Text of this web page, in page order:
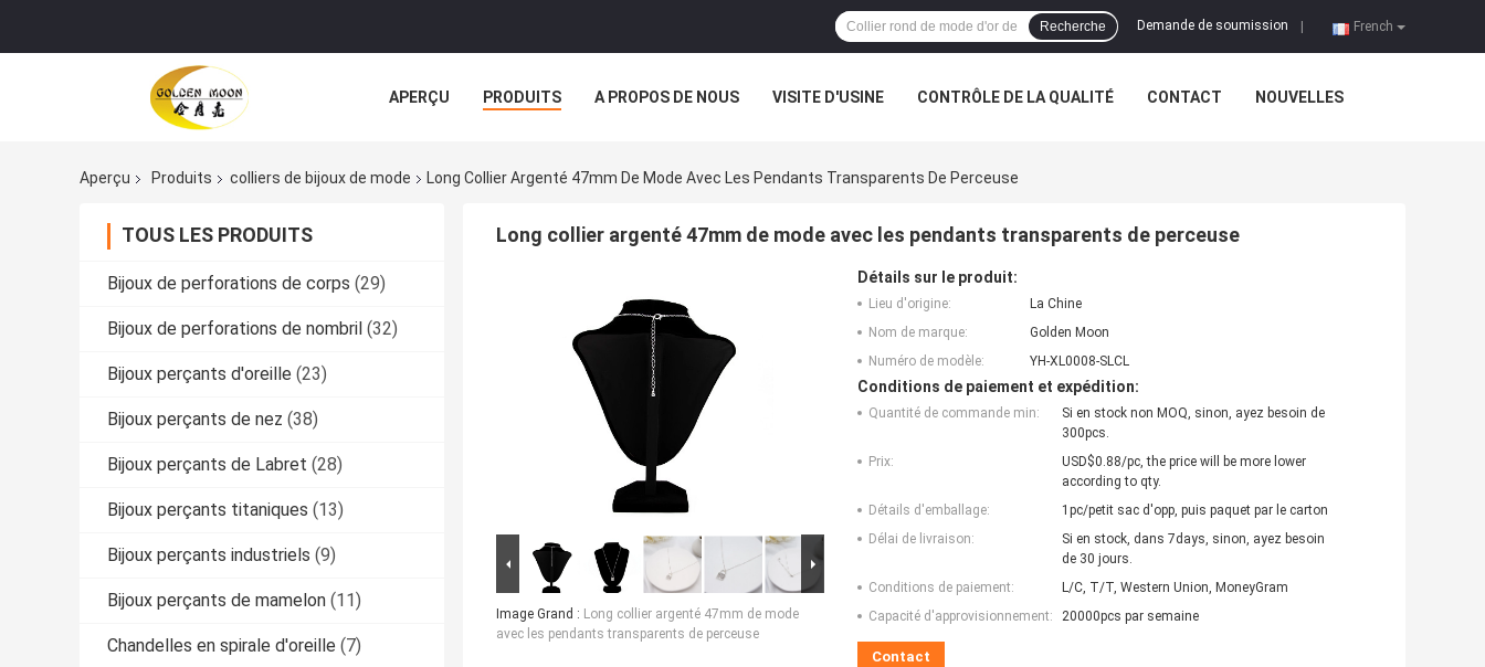
French
Demande de soumission
Recherche
APERÇU PRODUITS A PROPOS DE NOUS VISITE D'USINE CONTRÔLE DE LA QUALITÉ CONTACT NOUVELLES
Aperçu
Produits colliers de bijoux de mode Long Collier Argenté 47mm De Mode Avec Les Pendants Transparents De Perceuse
TOUS LES PRODUITS
Bijoux de perforations de corps (29)
Bijoux de perforations de nombril (32)
Bijoux perçants d'oreille (23)
Bijoux perçants de nez (38)
Bijoux perçants de Labret (28)
Bijoux perçants titaniques (13)
Bijoux perçants industriels (9)
Bijoux perçants de mamelon (11)
Chandelles en spirale d'oreille (7)
Long collier argenté 47mm de mode avec les pendants transparents de perceuse
Image Grand : Long collier argenté 47mm de mode
avec les pendants transparents de perceuse
Détails sur le produit:
Lieu d'origine:
La Chine
Nom de marque:
Golden Moon
Numéro de modèle:
YH-XL0008-SLCL
Conditions de paiement et expédition:
Quantité de commande min:
Si en stock non MOQ, sinon, ayez besoin de
300pcs.
Prix:
USD$0.88/pc, the price will be more lower
according to qty.
Détails d'emballage:
1pc/petit sac d'opp, puis paquet par le carton
Délai de livraison:
Si en stock, dans 7days, sinon, ayez besoin
de 30 jours.
Conditions de paiement:
L/C, T/T, Western Union, MoneyGram
Capacité d'approvisionnement:
20000pcs par semaine
Contact